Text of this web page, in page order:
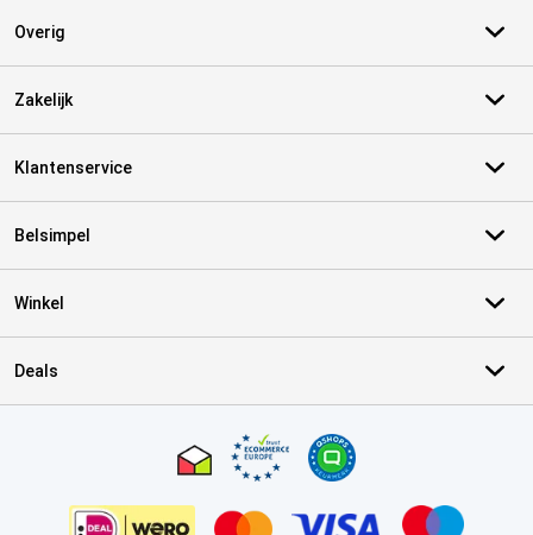
Overig
Zakelijk
Klantenservice
Belsimpel
Winkel
Deals